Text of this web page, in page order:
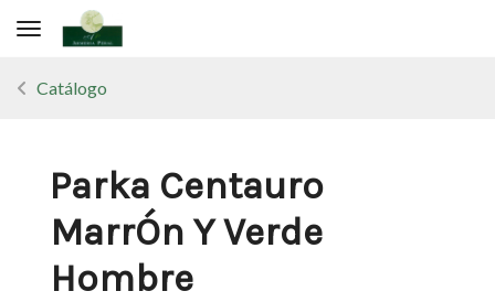
Toggle navigation
Catálogo
Parka Centauro
MarrÓn Y Verde
Hombre